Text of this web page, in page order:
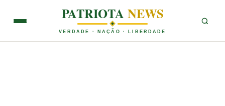
PATRIOTANEWS
VERDADE · NAÇÃO · LIBERDADE